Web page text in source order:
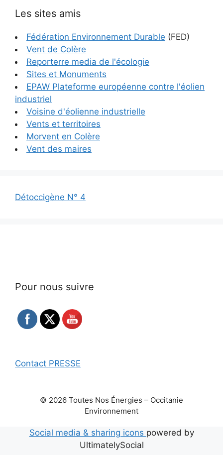
Les sites amis
Fédération Environnement Durable (FED)
Vent de Colère
Reporterre media de l'écologie
Sites et Monuments
EPAW Plateforme européenne contre l'éolien
industriel
Voisine d'éolienne industrielle
Vents et territoires
Morvent en Colère
Vent des maires
Détoccigène N° 4
Pour nous suivre
Contact PRESSE
© 2026 Toutes Nos Énergies – Occitanie
Environnement
Social media & sharing icons powered by
UltimatelySocial